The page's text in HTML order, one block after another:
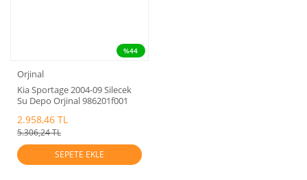
%44
Orjinal
Kia Sportage 2004-09 Silecek
Su Depo Orjinal 986201f001
2.958,46 TL
5.306,24 TL
SEPETE EKLE